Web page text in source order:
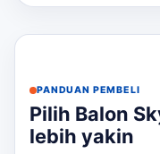
Proses
dancer Jakarta Utara
relevan tanpa
Konsultasi
PANDUAN PEMBELI
Pilih Balon
lebih yakin